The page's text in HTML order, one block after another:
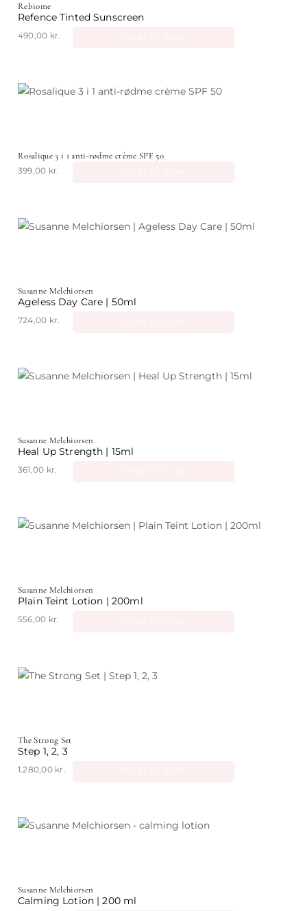
Rebiome
Refence Tinted Sunscreen
490,00 kr.
Rosalique 3 i 1 anti-rødme crème SPF 50
399,00 kr.
Susanne Melchiorsen
Ageless Day Care | 50ml
724,00 kr.
Susanne Melchiorsen
Heal Up Strength | 15ml
361,00 kr.
Susanne Melchiorsen
Plain Teint Lotion | 200ml
556,00 kr.
The Strong Set
Step 1, 2, 3
1.280,00 kr.
Susanne Melchiorsen
Calming Lotion | 200 ml